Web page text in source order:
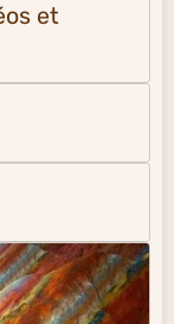
et